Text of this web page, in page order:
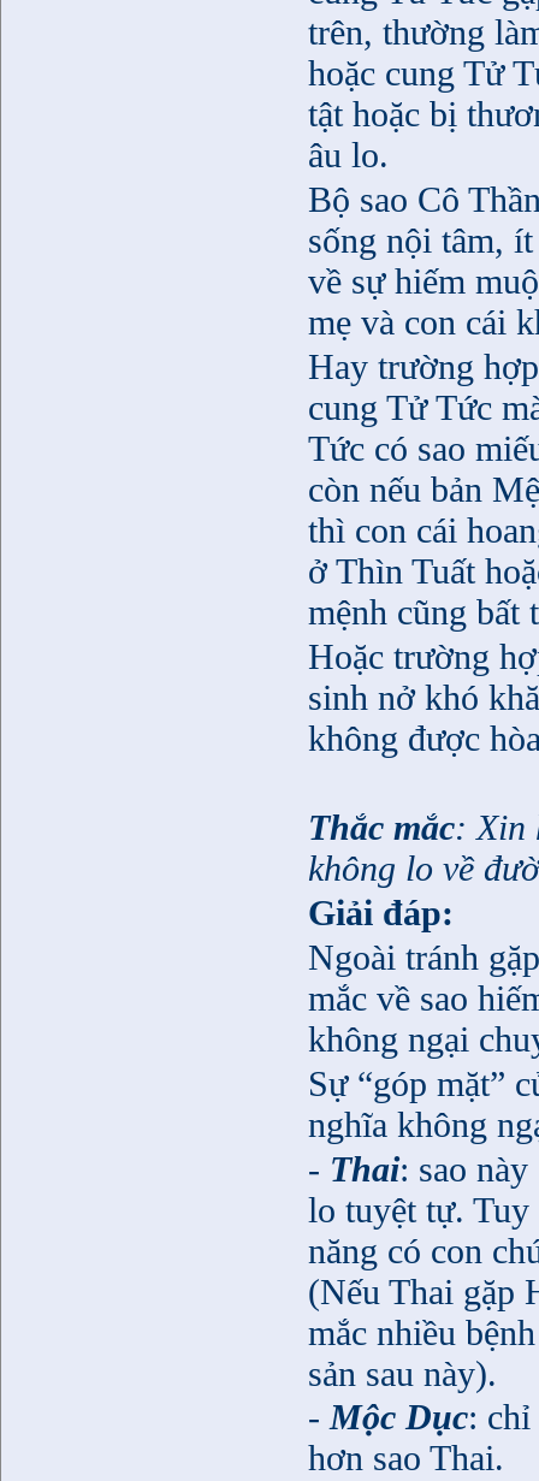
trên, thường
hoặc cung Tử
tật hoặc bị
âu lo.
Bộ sao Cô
sống nội tâm,
về sự hiếm
mẹ và con cái
Hay trường
cung Tử Tức
Tức có sao
còn nếu bản
thì con cái
ở Thìn Tuất
mệnh cũng bất
Hoặc trường
sinh nở khó
không được
Thắc mắc: Xin
không lo về
Giải đáp:
Ngoài tránh
mắc về sao
không ngại
Sự “góp mặt”
nghĩa không
- Thai: sao
lo tuyệt tự. Tuy
năng có con
(Nếu Thai gặp
mắc nhiều
sản sau này).
-Mộc Dục:
hơn sao Thai.